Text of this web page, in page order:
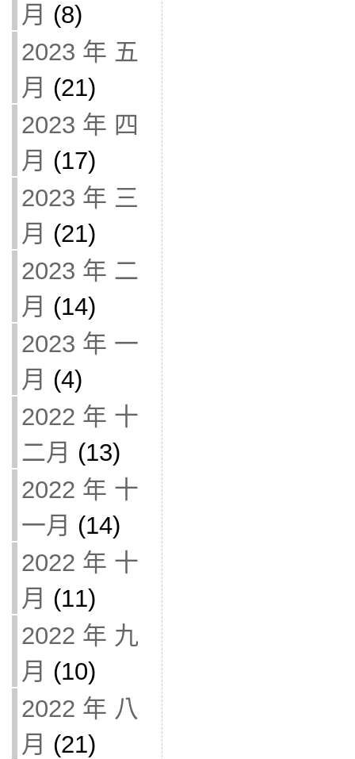
月 (8)
2023 年 五
月 (21)
2023 年 四
月 (17)
2023 年 三
月 (21)
2023 年 二
月 (14)
2023 年 一
月 (4)
2022 年 十
二月 (13)
2022 年 十
一月 (14)
2022 年 十
月 (11)
2022 年 九
月 (10)
2022 年 八
月 (21)